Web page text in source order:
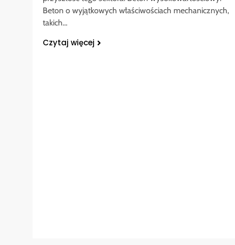
Beton o wyjątkowych właściwościach mechanicznych,
takich…
Czytaj więcej